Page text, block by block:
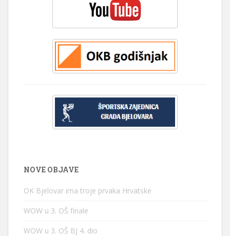
NOVE OBJAVE
OK Bjelovar ima troje prvaka Hrvatske
WOW u 3. OŠ finale
WOW u 3. OŠ BJ 4. dio